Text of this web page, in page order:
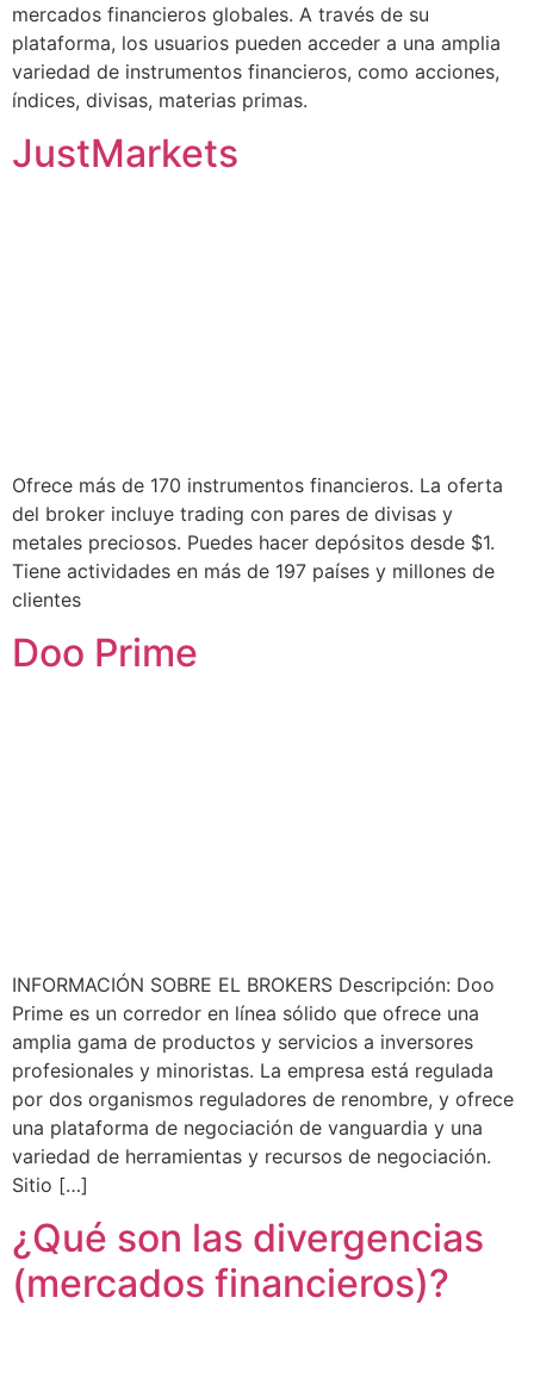
mercados financieros globales. A través de su
plataforma, los usuarios pueden acceder a una amplia
variedad de instrumentos financieros, como acciones,
índices, divisas, materias primas.
JustMarkets
Ofrece más de 170 instrumentos financieros. La oferta
del broker incluye trading con pares de divisas y
metales preciosos. Puedes hacer depósitos desde $1.
Tiene actividades en más de 197 países y millones de
clientes
Doo Prime
INFORMACIÓN SOBRE EL BROKERS Descripción: Doo
Prime es un corredor en línea sólido que ofrece una
amplia gama de productos y servicios a inversores
profesionales y minoristas. La empresa está regulada
por dos organismos reguladores de renombre, y ofrece
una plataforma de negociación de vanguardia y una
variedad de herramientas y recursos de negociación.
Sitio […]
¿Qué son las divergencias
(mercados financieros)?